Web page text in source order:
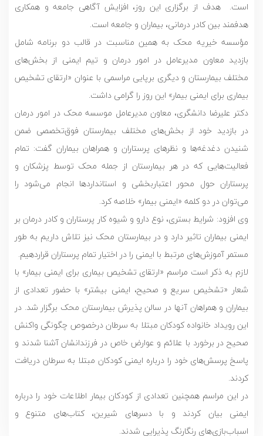
است. هدف از برگزاری این روز، افزایش آگاهی جامعه و همکاری
هدفمند بین کادر درمانی، بیماران و جامعه است.
مؤسسه خیریه محک به همین مناسبت در قالب دو برنامه شامل
بازدید معاون مدیرعامل در امور درمان و تیم ایمنی از بخش‌های
مختلف بیمارستان و دیگری برپایی مراسمی با عنوان «ارتقای تشخیص
بیماری برای ایمنی بیمار» این روز را گرامی داشت.
دکتر علیرضا دانشگری، معاون مدیرعامل موسسه محک در امور درمان
در بازدید خود از بخش‌های مختلف بیمارستان فوق‌تخصصی ضمن
شنیدن دغدغه‌ها و نظرهای پرستاران و همراهان بیماران گفت: تمام
فعالیت‌هایی که در هر بیمارستان از جمله محک توسط پزشکان و
پرستاران حول محور اعتباربخشی و استانداردها انجام می‌شود را
می‌توان در دو کلمه «ایمنی بیمار» خلاصه کرد.
وی افزود: شرایط بستری، نوع دارو و شیوه کار پرستاران و کادر درمان بر
ایمنی بیماران تاثیر دارد و در بیمارستان محک نیز تلاش داریم به طور
مستمر آموزش‌های مرتبط با ایمنی را در اختیار تمام پرستاران قراردهیم.
لازم به ذکر است مراسم «ارتقای تشخیص بیماری برای ایمنی بیمار» با
شعار «تشخیص سریع و صحیح، ایمنی بیشتر» با حضور تعدادی از
بیماران و همراهان آنها در سالن پذیرش بیمارستان محک برگزار شد. در
این رویداد خانواده کودکان مبتلا به سرطان درخصوص چگونگی واکنش
صحیح در برخورد با علائم و عوارض خاص در فرزندانشان آشنا شدند و
پاسخ پرسش‌های خود را درباره ایمنی کودکان مبتلا به سرطان دریافت
کردند.
در این مراسم همچنین تعدادی از کودکان بیمار اطلاعات خود را درباره
ایمنی بیان کردند و با دسرهای شیرین، کتاب‌های متنوع و
اسباب‌بازی‌های رنگارنگ پذیرایی شدند.